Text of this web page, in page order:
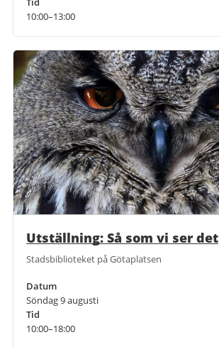
10:00–13:00
Utställning: Så som vi ser det
Stadsbiblioteket på Götaplatsen
Datum
Söndag 9 augusti
Tid
10:00–18:00